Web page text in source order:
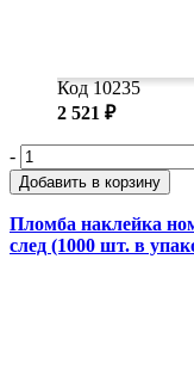
Код 10235
2 521 ₽
-
Добавить в корзину
Пломба наклейка
след (1000 шт. в